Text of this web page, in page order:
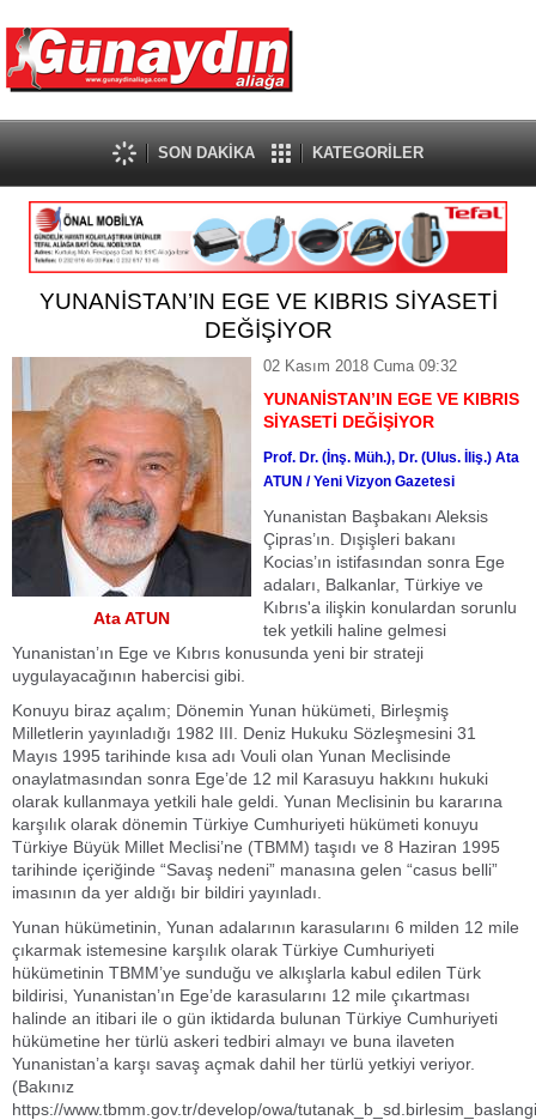
SON DAKİKA KATEGORİLER
YUNANİSTAN’IN EGE VE KIBRIS SİYASETİ
DEĞİŞİYOR
Ata ATUN
02 Kasım 2018 Cuma 09:32
YUNANİSTAN’IN EGE VE KIBRIS
SİYASETİ DEĞİŞİYOR
Prof. Dr. (İnş. Müh.), Dr. (Ulus. İliş.) Ata
ATUN / Yeni Vizyon Gazetesi
Yunanistan Başbakanı Aleksis
Çipras’ın. Dışişleri bakanı
Kocias’ın istifasından sonra Ege
adaları, Balkanlar, Türkiye ve
Kıbrıs'a ilişkin konulardan sorunlu
tek yetkili haline gelmesi
Yunanistan’ın Ege ve Kıbrıs konusunda yeni bir strateji
uygulayacağının habercisi gibi.
Konuyu biraz açalım; Dönemin Yunan hükümeti, Birleşmiş
Milletlerin yayınladığı 1982 III. Deniz Hukuku Sözleşmesini 31
Mayıs 1995 tarihinde kısa adı Vouli olan Yunan Meclisinde
onaylatmasından sonra Ege’de 12 mil Karasuyu hakkını hukuki
olarak kullanmaya yetkili hale geldi. Yunan Meclisinin bu kararına
karşılık olarak dönemin Türkiye Cumhuriyeti hükümeti konuyu
Türkiye Büyük Millet Meclisi’ne (TBMM) taşıdı ve 8 Haziran 1995
tarihinde içeriğinde “Savaş nedeni” manasına gelen “casus belli”
imasının da yer aldığı bir bildiri yayınladı.
Yunan hükümetinin, Yunan adalarının karasularını 6 milden 12 mile
çıkarmak istemesine karşılık olarak Türkiye Cumhuriyeti
hükümetinin TBMM’ye sunduğu ve alkışlarla kabul edilen Türk
bildirisi, Yunanistan’ın Ege’de karasularını 12 mile çıkartması
halinde an itibari ile o gün iktidarda bulunan Türkiye Cumhuriyeti
hükümetine her türlü askeri tedbiri almayı ve buna ilaveten
Yunanistan’a karşı savaş açmak dahil her türlü yetkiyi veriyor.
(Bakınız
https://www.tbmm.gov.tr/develop/owa/